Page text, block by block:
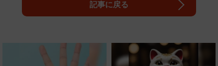
記事に戻る